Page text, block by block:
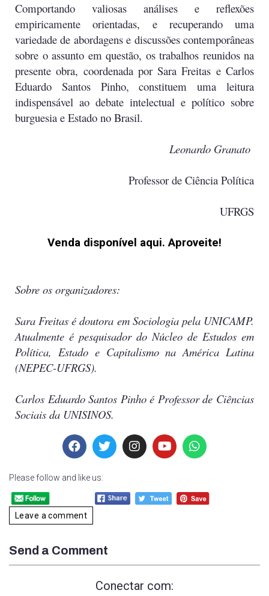
Comportando valiosas análises e reflexões
empiricamente orientadas, e recuperando uma
variedade de abordagens e discussões contemporâneas
sobre o assunto em questão, os trabalhos reunidos na
presente obra, coordenada por Sara Freitas e Carlos
Eduardo Santos Pinho, constituem uma leitura
indispensável ao debate intelectual e político sobre
burguesia e Estado no Brasil.
Leonardo Granato
Professor de Ciência Política
UFRGS
Venda disponível aqui. Aproveite!
Sobre os organizadores:
Sara Freitasé doutora em Sociologia pela UNICAMP.
Atualmente é pesquisador do Núcleo de Estudos em
Política, Estado e Capitalismo na América Latina
(NEPEC-UFRGS).
Carlos Eduardo Santos Pinho é Professor de Ciências
Sociais da UNISINOS.
Please follow and like us:
Leave a comment
Send a Comment
Conectar com: